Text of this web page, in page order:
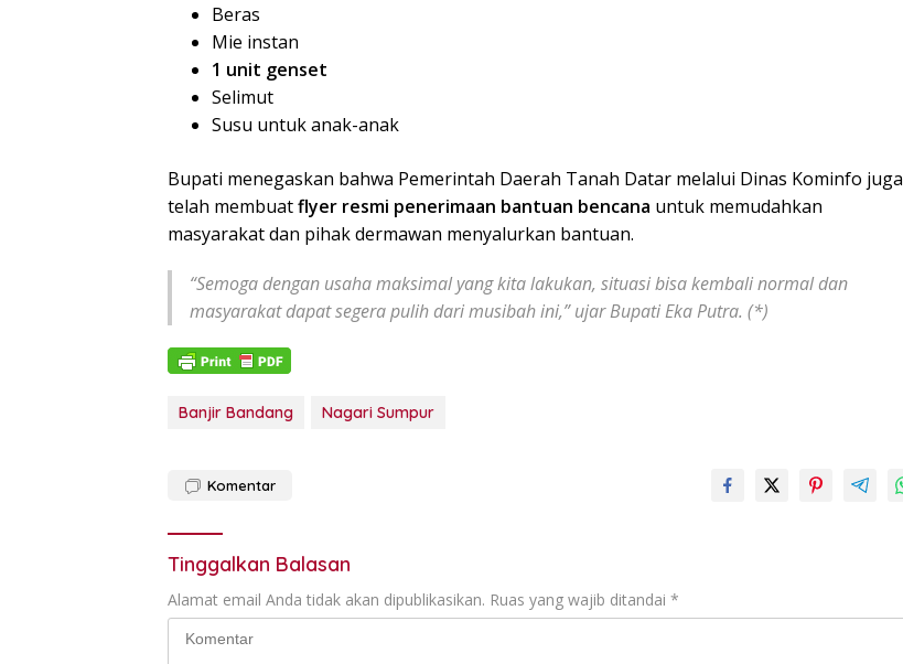
Beras
Mie instan
1 unit genset
Selimut
Susu untuk anak-anak
Bupati menegaskan bahwa Pemerintah Daerah Tanah Datar melalui Dinas Kominfo juga
telah membuatflyer resmi penerimaan bantuan bencana untuk memudahkan
masyarakat dan pihak dermawan menyalurkan bantuan.
“Semoga dengan usaha maksimal yang kita lakukan, situasi bisa kembali normal dan
masyarakat dapat segera pulih dari musibah ini,” ujar Bupati Eka Putra. (*)
Banjir Bandang Nagari Sumpur
Komentar
Tinggalkan Balasan
Alamat email Anda tidak akan dipublikasikan. Ruas yang wajib ditandai *